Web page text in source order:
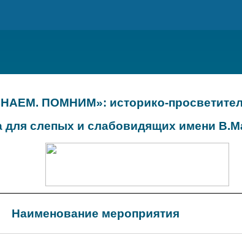
ПОМНИМ»: историко-
для слепых и слабовидящих имени
Наименование мероприятия